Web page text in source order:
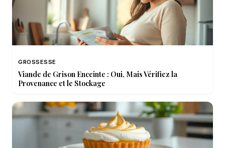
GROSSESSE
Viande de Grison Enceinte : Oui, Mais Vérifiez la
Provenance et le Stockage